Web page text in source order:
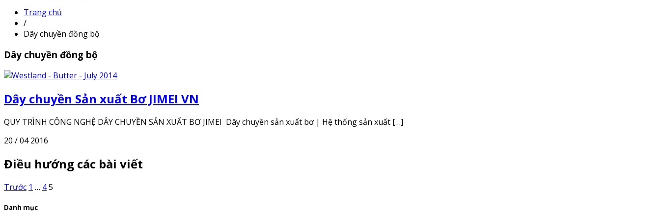
Trang chủ
/
Dây chuyền đồng bộ
Dây chuyền đồng bộ
Dây chuyền Sản xuất Bơ JIMEI VN
QUY TRÌNH CÔNG NGHỆ DÂY CHUYỀN SẢN XUẤT BƠ JIMEI Dây chuyền sản xuẩt bơ | Hệ thống sản xuất […]
20 / 04 2016
Điều hướng các bài viết
Trước 1 … 45
Danh mục